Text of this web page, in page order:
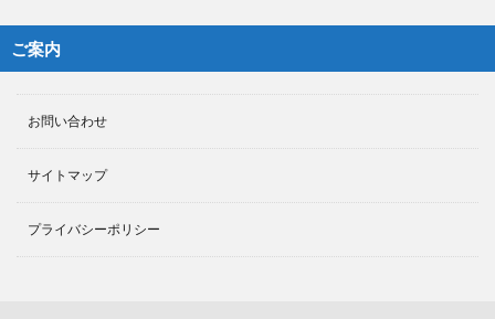
ご案内
お問い合わせ
サイトマップ
プライバシーポリシー